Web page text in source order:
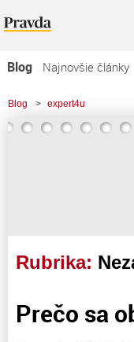
Blog
Najnovšie články
Najčítanejšie články
Najkomentovanejšie
Blog > expert4u
Rubrika:
Prečo sa